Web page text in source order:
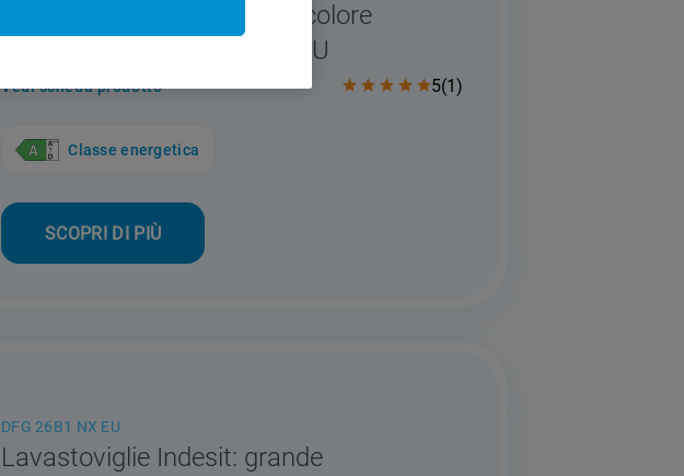
Lavastoviglie Indesit: slim, colore
argento - DSR 57M94 A S EU
Vedi scheda prodotto 5(1)
Classe energetica
SCOPRI DI PIÙ
DFG 26B1 NX EU
Lavastoviglie Indesit: grande